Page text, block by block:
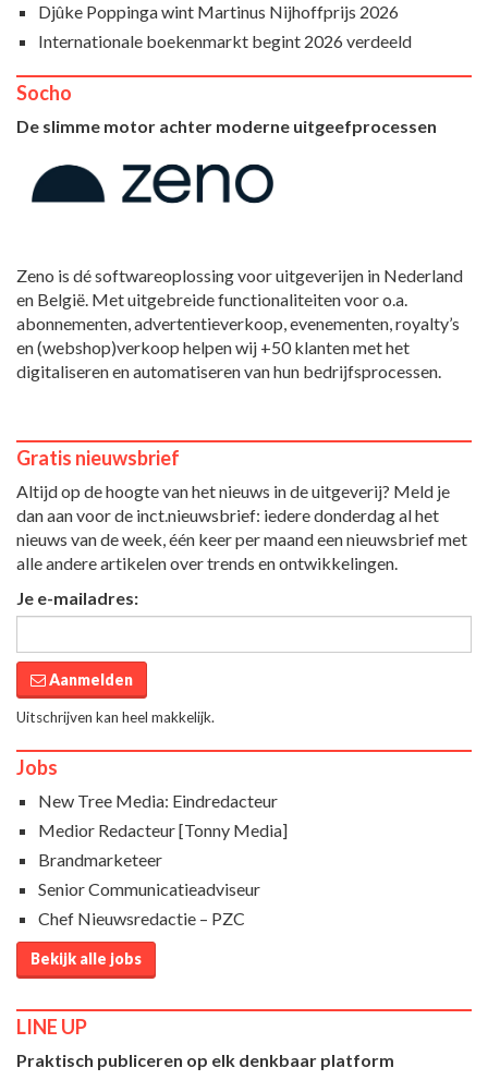
Djûke Poppinga wint Martinus Nijhoffprijs 2026
Internationale boekenmarkt begint 2026 verdeeld
Socho
De slimme motor achter moderne uitgeefprocessen
Zeno is dé softwareoplossing voor uitgeverijen in Nederland
en België. Met uitgebreide functionaliteiten voor o.a.
abonnementen, advertentieverkoop, evenementen, royalty’s
en (webshop)verkoop helpen wij +50 klanten met het
digitaliseren en automatiseren van hun bedrijfsprocessen.
Gratis nieuwsbrief
Altijd op de hoogte van het nieuws in de uitgeverij? Meld je
dan aan voor de inct.nieuwsbrief: iedere donderdag al het
nieuws van de week, één keer per maand een nieuwsbrief met
alle andere artikelen over trends en ontwikkelingen.
Je e-mailadres:
Aanmelden
Uitschrijven kan heel makkelijk.
Jobs
New Tree Media: Eindredacteur
Medior Redacteur [Tonny Media]
Brandmarketeer
Senior Communicatieadviseur
Chef Nieuwsredactie – PZC
Bekijk alle jobs
LINE UP
Praktisch publiceren op elk denkbaar platform